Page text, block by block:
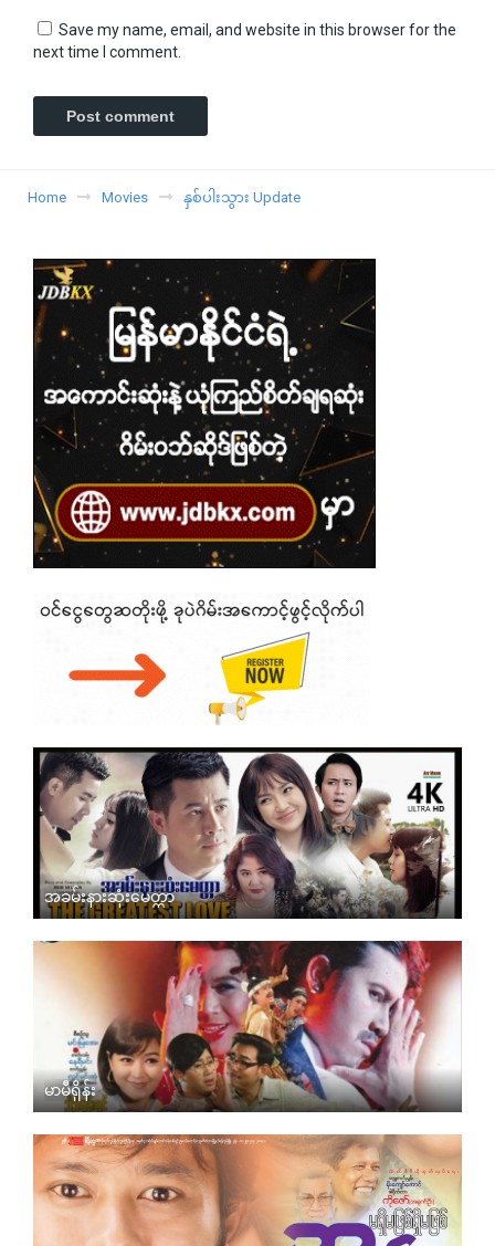
Save my name, email, and website in this browser for the
next time I comment.
Home Movies နှစ်ပါးသွား Update
အခမ်းနားဆုံးမေတ္တာ
မာမီရှိန်း